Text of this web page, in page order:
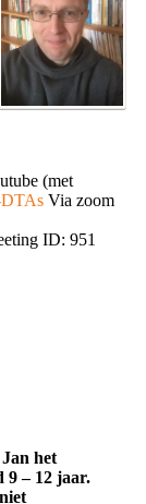
(met
DTAs Via zoom
ID: 951
het
9 – 12 jaar.